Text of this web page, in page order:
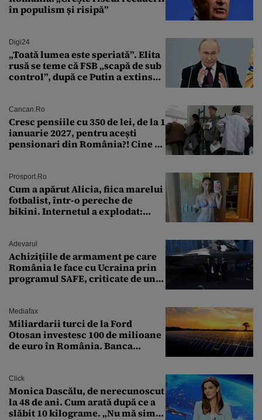
în populism și risipă”
Digi24
„Toată lumea este speriată”. Elita
rusă se teme că FSB „scapă de sub
control”, după ce Putin a extins
Cancan.ro
Cresc pensiile cu 350 de lei, de la 1
ianuarie 2027, pentru acești
pensionari din România?! Cine se
Prosport.ro
Cum a apărut Alicia, fiica marelui
fotbalist, într-o pereche de
bikini. Internetul a explodat:
Adevarul
Achizițiile de armament pe care
România le face cu Ucraina prin
programul SAFE, criticate de un
Mediafax
Miliardarii turci de la Ford
Otosan investesc 100 de milioane
de euro în România. Banca
Click
Monica Dascălu, de nerecunoscut
la 48 de ani. Cum arată după ce a
slăbit 10 kilograme. „Nu mă simt